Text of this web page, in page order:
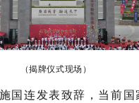
（揭牌仪式现场）
国连发表致辞， 当前国